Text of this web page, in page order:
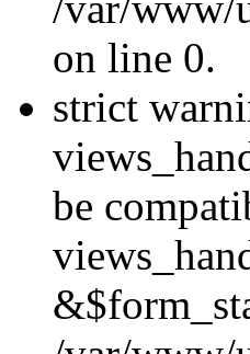
on line 0.
strict
be